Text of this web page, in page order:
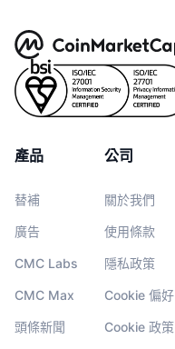
產品
替補
廣告
CMC Labs
CMC Max
頭條新聞
公司
關於我們
使用條款
隱私政策
Cookie 偏好
Cookie 政策